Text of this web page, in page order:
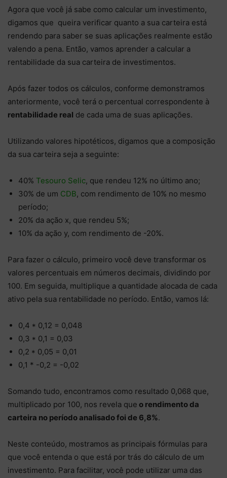
Agora que você já sabe como calcular um investimento,
digamos que queira verificar quanto a sua carteira está
rendendo para saber se suas aplicações realmente estão
valendo a pena. Então, vamos aprender a calcular a
rentabilidade da sua carteira de investimentos.
Após fazer todos os cálculos, conforme demonstramos
anteriormente, você terá o percentual correspondente à
rentabilidade real de cada uma de suas aplicações.
Utilizando valores hipotéticos, digamos que a composição
da sua carteira seja a seguinte:
40% Tesouro Selic, que rendeu 12% no último ano;
30% de um CDB, com rendimento de 10% no mesmo
período;
20% da ação x, que rendeu 5%;
10% da ação y, com rendimento de -20%.
Para fazer o cálculo, primeiro você deve transformar os
valores percentuais em números decimais, dividindo por
100. Em seguida, multiplique a quantidade alocada de cada
ativo pela sua rentabilidade no período. Então, vamos lá:
0,4 * 0,12 = 0,048
0,3 * 0,1 = 0,03
0,2 * 0,05 = 0,01
0,1 * -0,2 = -0,02
Somando tudo, encontramos como resultado 0,068 que,
multiplicado por 100, nos revela que o rendimento da
carteira no período analisado foi de 6,8%.
Neste conteúdo, mostramos as principais fórmulas para
que você entenda o que está por trás do cálculo de um
investimento. Para facilitar, você pode utilizar uma das